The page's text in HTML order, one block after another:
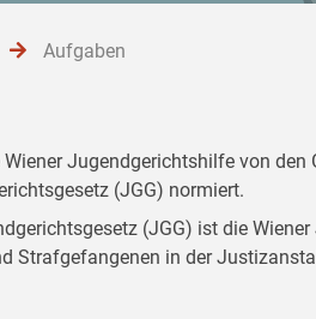
Aufgaben
Jugendgerichtshilfe von
(JGG) normiert.
(JGG) ist die
Strafgefangenen in der